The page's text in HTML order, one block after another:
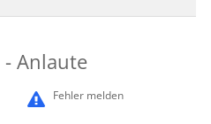
- Anlaute
Fehler melden